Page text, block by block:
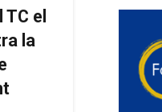
el
la